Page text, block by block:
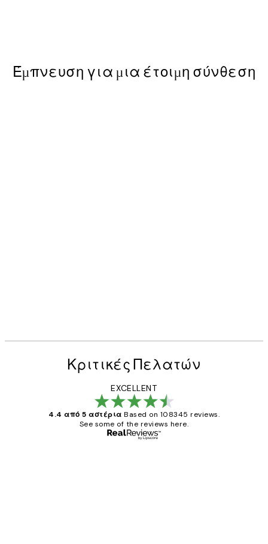
Έμπνευση για μια έτοιμη σύνθεση
Κριτικές Πελατών
EXCELLENT
4.4 από 5 αστέρια Based on 108345 reviews.
See some of the reviews here.